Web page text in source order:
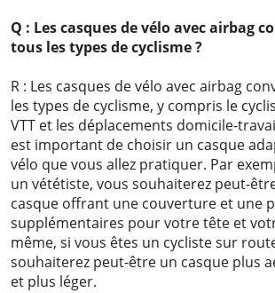
Q : Les casques de vélo avec airbag
tous les types de cyclisme ?
R : Les casques de vélo avec airbag
les types de cyclisme, y compris le
VTT et les déplacements domicile-
est important de choisir un casque
vélo que vous allez pratiquer. Par
un vététiste, vous souhaiterez peut-
casque offrant une couverture et une
supplémentaires pour votre tête et
même, si vous êtes un cycliste sur
souhaiterez peut-être un casque plus
et plus léger.